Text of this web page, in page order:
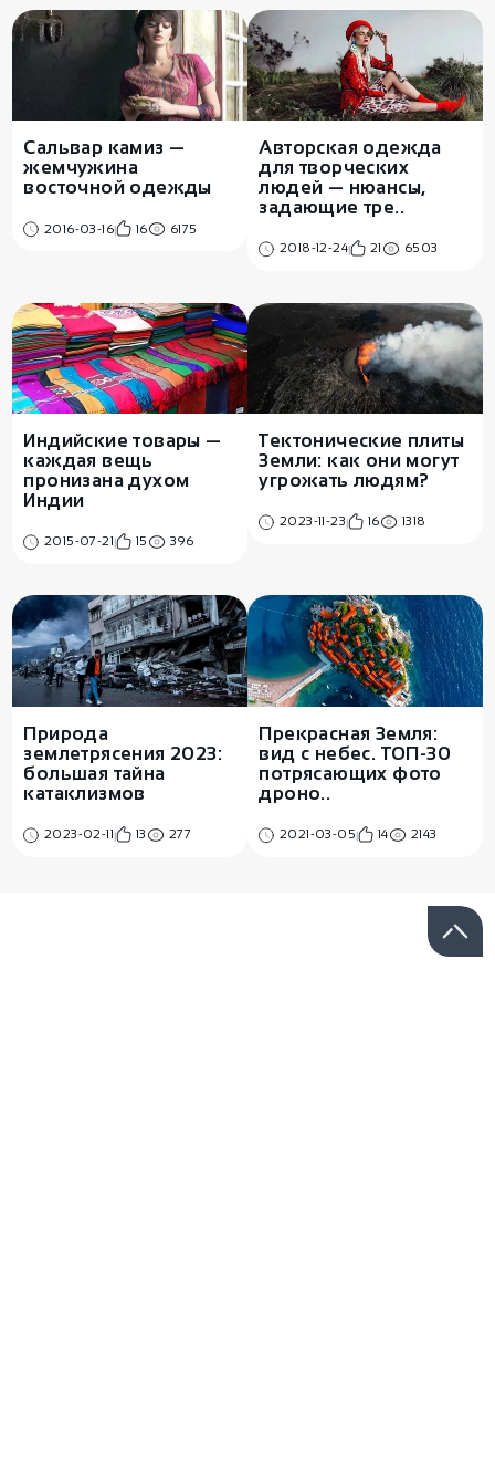
Сальвар камиз —
жемчужина
восточной одежды
2016-03-16 16 6175
Авторская одежда
для творческих
людей — нюансы,
задающие тре..
2018-12-24 21 6503
Индийские товары —
каждая вещь
пронизана духом
Индии
2015-07-21 15 396
Тектонические плиты
Земли: как они могут
угрожать людям?
2023-11-23 16 1318
Природа
землетрясения 2023:
большая тайна
катаклизмов
2023-02-11 13 277
Прекрасная Земля:
вид с небес. ТОП-30
потрясающих фото
дроно..
2021-03-05 14 2143